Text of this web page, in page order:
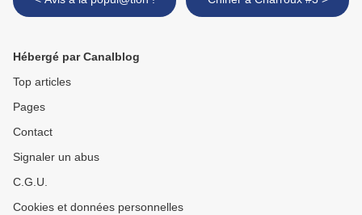
Hébergé par Canalblog
Top articles
Pages
Contact
Signaler un abus
C.G.U.
Cookies et données personnelles